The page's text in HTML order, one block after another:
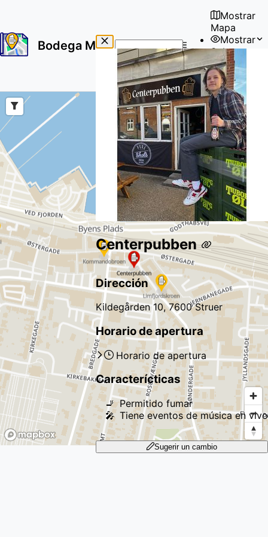
Bodega Map
No
results
found
Mostrar
Mapa
Mostrar
Sobre
🇪🇸
Usuario
Centerpubben
Dirección
Kildegården 10, 7600 Struer
Horario de apertura
Horario de apertura
Caracterícticas
🚬 Permitido fumar
🎤 Tiene eventos de música en vivo
Sugerir un cambio